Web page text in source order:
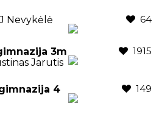
Nevykėlė 64
3m
Jarutis
1915
4
149